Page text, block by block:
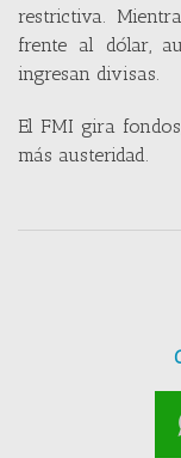
restrictiva.
frente al dólar,
ingresan divisas.
El FMI gira
más austeridad.